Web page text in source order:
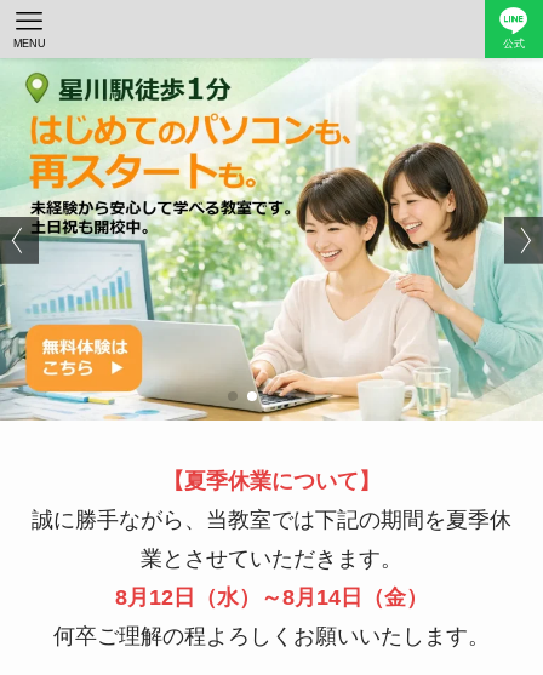
公式
MENU
【夏季休業について】
誠に勝手ながら、当教室では下記の期間を夏季休
業とさせていただきます。
8月12日（水）～8月14日（金）
何卒ご理解の程よろしくお願いいたします。